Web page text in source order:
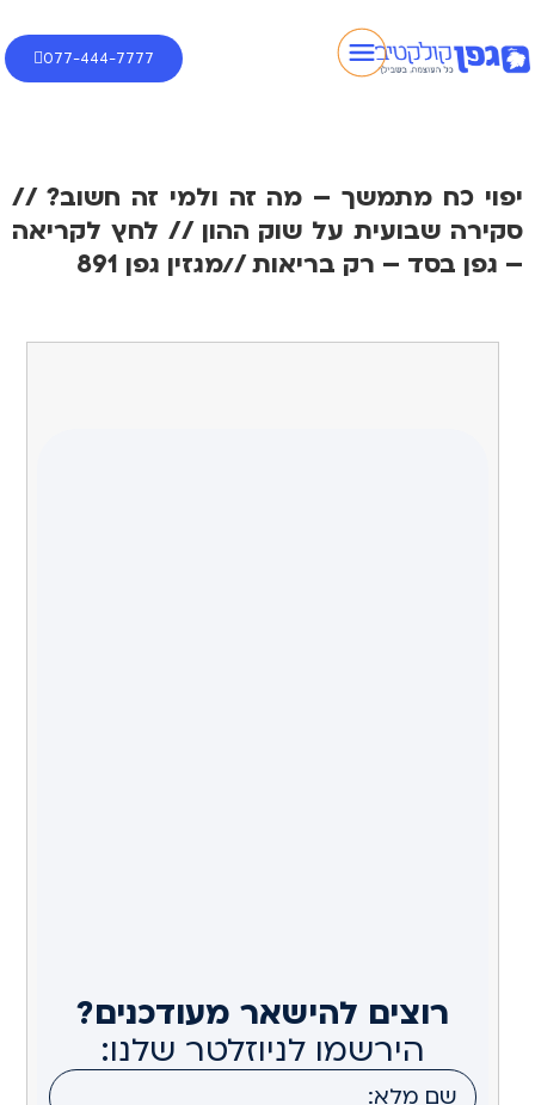
077-444-7777
יפוי כח מתמשך – מה זה ולמי זה חשוב? //
סקירה שבועית על שוק ההון // לחץ לקריאה
– גפן בסד – רק בריאות //מגזין גפן 891
רוצים להישאר מעודכנים?
הירשמו לניוזלטר שלנו: